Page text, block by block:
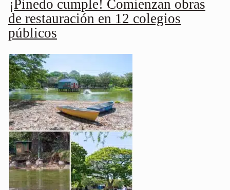
¡Pinedo cumple! Comienzan obras
de restauración en 12 colegios
públicos